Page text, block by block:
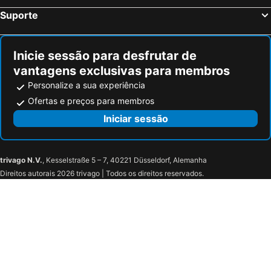
Suporte
Inicie sessão para desfrutar de
vantagens exclusivas para membros
Personalize a sua experiência
Ofertas e preços para membros
Iniciar sessão
trivago N.V., Kesselstraße 5 – 7, 40221 Düsseldorf, Alemanha
Direitos autorais 2026 trivago | Todos os direitos reservados.